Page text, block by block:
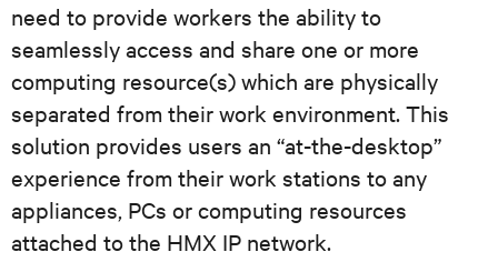
need to provide workers the ability to
seamlessly access and share one or more
computing resource(s) which are physically
separated from their work environment. This
solution provides users an “at-the-desktop”
experience from their work stations to any
appliances, PCs or computing resources
attached to the HMX IP network.